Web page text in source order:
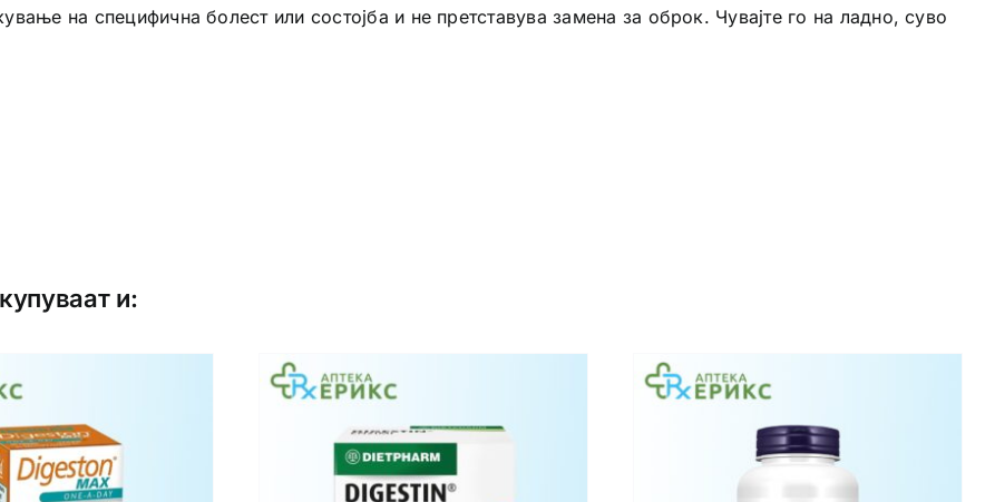
на специфична болест или состојба и не претставува замена за оброк. Чувајте го на ладно, суво
и: